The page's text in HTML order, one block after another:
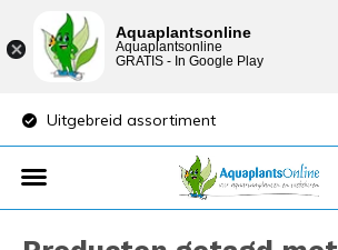
Uitgebreid assortiment
Aquaplantsonline
Aquaplantsonline
GRATIS - In Google Play